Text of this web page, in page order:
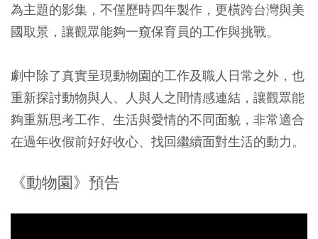
為主題的影集，不僅歷時四年製作，更橫跨台灣與美
國取景，讓觀眾能夠一窺保育員的工作與挑戰。
劇中除了真實呈現動物園的工作及職人日常之外，也
重新探討動物與人、人與人之間情感連結，讓觀眾能
夠重新思考工作、生活與愛情的不同面貌，非常適合
在過年收假前好好收心、找回繼續面對生活的動力。
《動物園》預告